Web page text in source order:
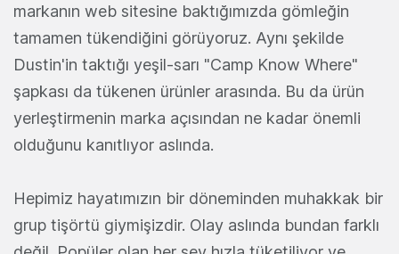
markanın web sitesine baktığımızda gömleğin
tamamen tükendiğini görüyoruz. Aynı şekilde
Dustin'in taktığı yeşil-sarı "Camp Know Where"
şapkası da tükenen ürünler arasında. Bu da ürün
yerleştirmenin marka açısından ne kadar önemli
olduğunu kanıtlıyor aslında.
Hepimiz hayatımızın bir döneminden muhakkak bir
grup tişörtü giymişizdir. Olay aslında bundan farklı